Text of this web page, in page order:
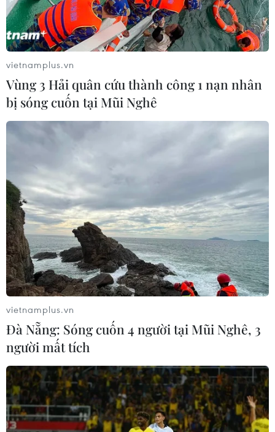
Tập đoàn dầu khí hàng đầu thế giới dừng
hoạt động tại Mexico
11/09/2023 06:13
Sau nhiều năm vận hành không mang lại hiệu quả, Tập
đoàn Hóa dầu Chevron của Mỹ đã nộp đơn xin dừng
hoạt động thăm dò và khai thác dầu khí tại Mexico.
vietnamplus.vn
Vùng 3 Hải quân cứu thành công 1 nạn nhân
bị sóng cuốn tại Mũi Nghê
vietnamplus.vn
Đà Nẵng: Sóng cuốn 4 người tại Mũi Nghê, 3
người mất tích